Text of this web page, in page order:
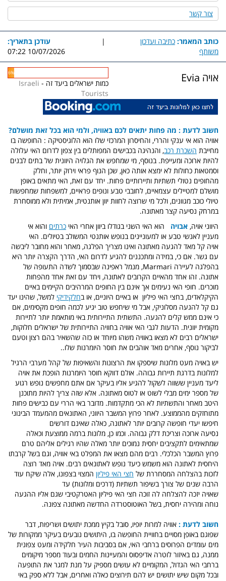
צור קשר
כותב המאמר: כתיבה ועדכון
משותף
|
עודכן בתאריך:
10/07/2026 07:22
6%
כמות ישראלים ביעד זה - Israeli
Tourists
אויה Evia
חשוב לדעת : מה פחות יתאים לכם באוויה, ולמי הוא בכל זאת מושלם?
אוויה הוא אי ענקי והררי, והחיסרון המרכזי שלו הוא הלוגיסטיקה : החופשה בו
מחייבת השכרת רכב, והנהיגה בכבישים המפותלים בין צפון לדרום האי עלולה
להיות ארוכה ומעייפת. בנוסף, מי שמחפש את הגלויה היוונית של בתים לבנים
וסמטאות כחולות לא ימצא אותה כאן, שכן הנוף פראי וירוק יותר, וחלק
מהחופים נטולי תשתיות ותיירותיים פחות. יחד עם זאת, האי מתאים באופן
מושלם למטיילים עצמאיים, לחובבי טבע ונופים פראיים, למשפחות שמחפשות
טיולי כוכב מגוונים, ולכל מי שרוצה לחוות יוון אותנטית, אמיתית ולא ממוסחרת
במרחק נסיעה קצר מאתונה.
היווני אויה, אבויה הוא האי השני בגודלו ביוון אחרי האי כרתים והוא אי
מעניין לאנשי טבע או למעוניינים בנופש אותנטי המשולב בטיולים. האי
אויה קל מאד להגעה מאתונה ואינו מצריך הפלגה, מאחר והוא מחובר ליבשה
עם גשר. אם כי, במידה ומתכננים להגיע לדרום האי, הדרך הקצרה יותר היא
בהפלגה לעיירה Marmari, מנמל ראפינה שבסמוך לשדה התעופה של
אתונה. זהו אחד מהאיים הקרובים לאתונה, ויחד עם זאת אחד מהפחות
מוכרים. חופי האי נעימים אך אינם בין החופים המרהיבים הקיימים באיים
הקיקלאדים, בחצי האי פיליון או באיים היוניים, או בחלקידיקי למשל, שהינו יעד
גם קל להגעה מסלוניקי, אבל מי שיחפש טוב יגיע לכמה חופים מקסימים, אם
כי אינם ממש קלים להגעה. התשתית התיירותית באי מותאמת יותר לתיירות
מקומית יוונית. הדעות לגבי האי אוויה בחוויה התיירותית של ישראלים חלוקות,
ישראלים רבים לא מצאו באוויה משהו מיוחד או כזה שהשאיר בהם רצון וטעם
לביקור נוסף, אחרים מאד אוהבים את חוסר היומרנות שלו..
יש באויה מעט מלונות שיספקו את הרצונות והשאיפות של קהל מערבי הרגיל
למלונות בדרגת תיירות גבוהה. אולם דווקא חוסר היומרנות הופכת את אויה
ליעד מעניין ששווה לשקול להגיע אליו בעיקר אם אתם מחפשים נופש רגוע
של מספר ימים מבלי לשוט או לטוס מאתונה. אלא שזה צריך להיות מתוכנן
היטב מאחר והתשתיות לא הכי מתקדמות. מדובר באי הררי עם כבישים פחות
מתוחזקים מהממוצע. לאחר פרוץ המשבר היווני, האתונאים מהמעמד הבינוני
חיפשו יעדי חופשה קרובים יותר לאתונה, כאלה שאינם דורשים
נסיעה ארוכה וצריכת דלק גבוהה. וכמו כן, מלונות ברמה ממוצעת וכאלה
שמתאימים לתקציבים יחסית נמוכים יותר מאלה שהיו רגילים אליהם טרם
פרוץ המשבר הכלכלי. רבים מהם מצאו את המפלט באי אוויה, וגם בשל קרבתו
היחסית לאתונה הוא משמש כיעד נופש לאתונאים רבים. אויה מאד רוצה
לזכות בהצלחה המסחררת של חצי האי פיליון המצוי בצפונו, אלה שיקח עוד
הרבה שנים של צורך בשיפור תשתיות (דרכים ומלונות) עד
שאויה יזכה להצלחה לה זוכה חצי האי פיליון האטרקטיבי שגם אליו ההגעה
נוחה ומהירה יחסית, בשל האוטוסטרדה החדשה מאתונה צפונה.
חשוב לדעת : אוויה למרות יופיו, סובל בקיץ ממכת יתושים ושריפות, דבר
שפוגם באופן מסויים בחוויית החופשה בו, היתושים נובעים בעיקר ממקורות של
מים עומדים הפרוסים ברחבי האי, אם בסביבות העיר חלקידה ומעט צפונית
ממנה, גם באיזור לוטרה אדיפסוס והמעיינות החמים ובעוד מספר מיקומים
ברחבי האי הגדול, המקומיים לא עושים מספיק על מנת למגר את התופעה
ובכל מקום שיש יתושים יש להם תירוצים כאלה ואחרים, אבל ללא ספק באי